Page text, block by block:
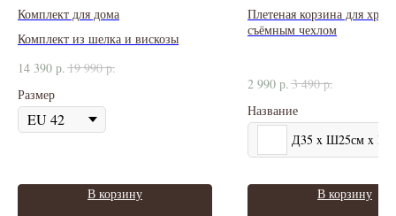
Комплект для дома
Комплект из шелка и вискозы
14 390 р. 19 990 р.
Размер
В корзину
Плетеная корзина для
съёмным чехлом
2 990 р. 3 490 р.
Название
Д35 x Ш25см x
В корзину